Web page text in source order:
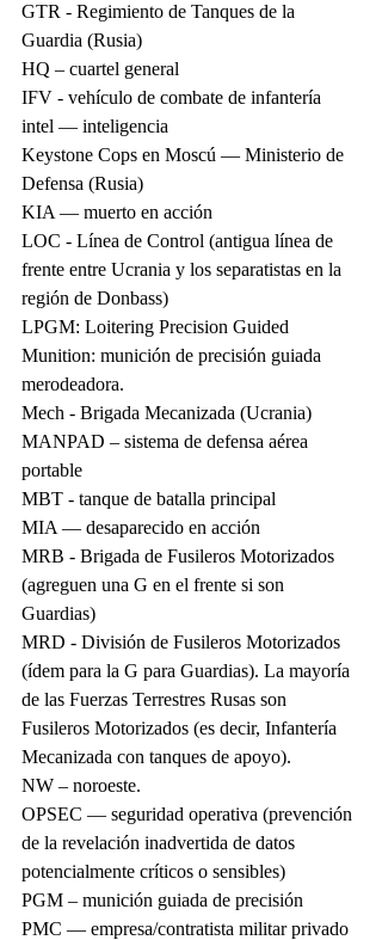
GTR - Regimiento de Tanques de la
Guardia (Rusia)
HQ – cuartel general
IFV - vehículo de combate de infantería
intel — inteligencia
Keystone Cops en Moscú — Ministerio de
Defensa (Rusia)
KIA — muerto en acción
LOC - Línea de Control (antigua línea de
frente entre Ucrania y los separatistas en la
región de Donbass)
LPGM: Loitering Precision Guided
Munition: munición de precisión guiada
merodeadora.
Mech - Brigada Mecanizada (Ucrania)
MANPAD – sistema de defensa aérea
portable
MBT - tanque de batalla principal
MIA — desaparecido en acción
MRB - Brigada de Fusileros Motorizados
(agreguen una G en el frente si son
Guardias)
MRD - División de Fusileros Motorizados
(ídem para la G para Guardias). La mayoría
de las Fuerzas Terrestres Rusas son
Fusileros Motorizados (es decir, Infantería
Mecanizada con tanques de apoyo).
NW – noroeste.
OPSEC — seguridad operativa (prevención
de la revelación inadvertida de datos
potencialmente críticos o sensibles)
PGM – munición guiada de precisión
PMC — empresa/contratista militar privado